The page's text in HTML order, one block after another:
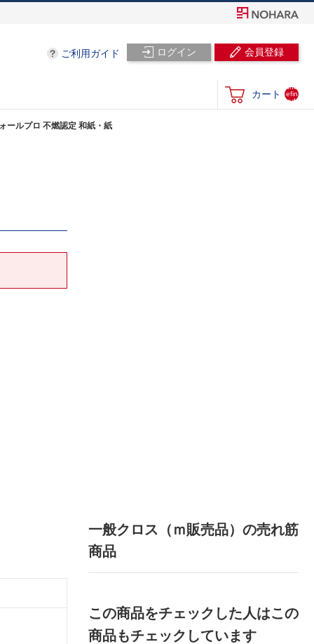
ログイン 会員登録
ご利用ガイド
カート
und
efin
ed
ールプロ 不燃認定 和紙・紙
一般クロス（ｍ販売品）の売れ筋
商品
この商品をチェックした人はこの
商品もチェックしています